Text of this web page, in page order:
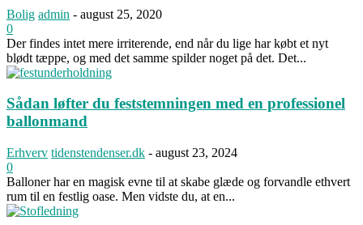
Bolig admin - august 25, 2020
0
Der findes intet mere irriterende, end når du lige har købt et nyt
blødt tæppe, og med det samme spilder noget på det. Det...
Sådan løfter du feststemningen med en professionel
ballonmand
Erhverv tidenstendenser.dk - august 23, 2024
0
Balloner har en magisk evne til at skabe glæde og forvandle ethvert
rum til en festlig oase. Men vidste du, at en...